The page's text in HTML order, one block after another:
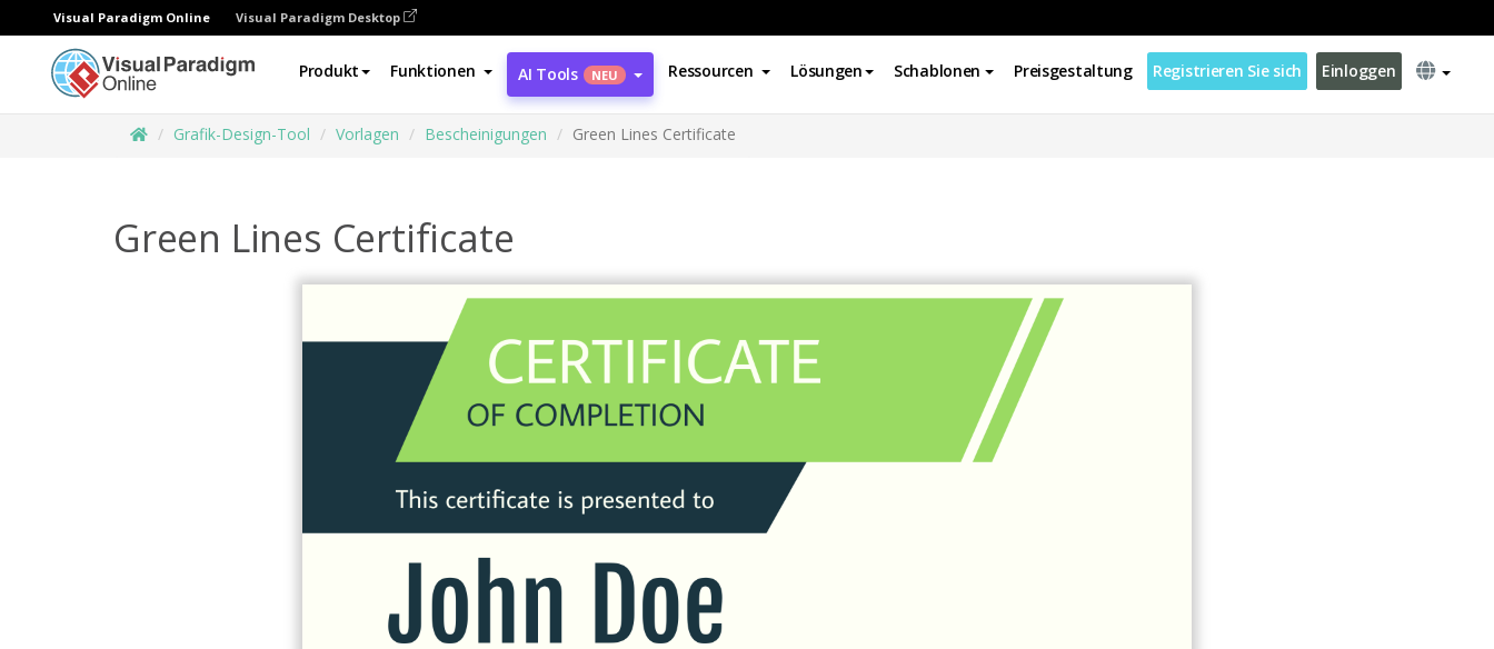
Visual Paradigm Online Visual Paradigm Desktop
Produkt Funktionen AI Tools NEU Ressourcen Lösungen Schablonen Preisgestaltung Registrieren Sie sich Einloggen
Grafik-Design-Tool Vorlagen Bescheinigungen Green Lines Certificate
Green Lines Certificate